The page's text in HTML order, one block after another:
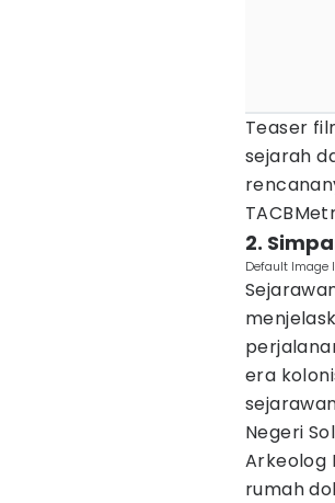
Teaser
sejarah
2.
Default Image
era
Negeri
Arkeolog
rumah